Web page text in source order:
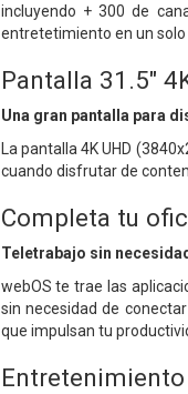
incluyendo + 300 de
entretetimiento en un
Pantalla 31.5"
Una gran pantalla para
La pantalla 4K UHD
cuando disfrutar de
Completa tu
Teletrabajo sin
webOS te trae las
sin necesidad de
que impulsan tu
Entretenimiento